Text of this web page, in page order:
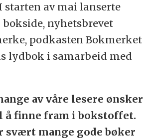
starten av mai lanserte
bokside, nyhetsbrevet
podkasten Bokmerket
lydbok i samarbeid med
av våre lesere ønsker
å finne fram i bokstoffet.
svært mange gode bøker